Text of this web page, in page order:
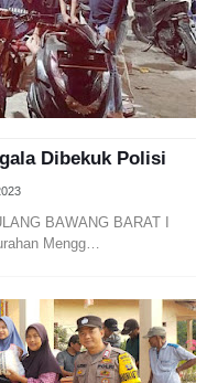
Dibekuk Polisi
BAWANG BARAT I
Mengg…